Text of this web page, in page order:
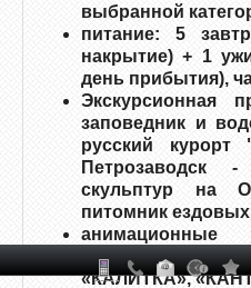
выбранной
питание: 5
накрытие) + 1
день прибытия),
Экскурсионная
заповедник и
русский
Петрозаводск
скульптур на
питомник
«КАЛИТКА»,